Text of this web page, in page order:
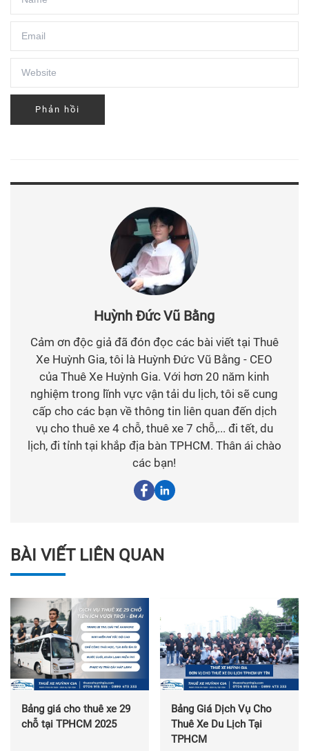
Huỳnh Đức Vũ Bằng
Cảm ơn độc giả đã đón đọc các bài viết tại Thuê
Xe Huỳnh Gia, tôi là Huỳnh Đức Vũ Bằng - CEO
của Thuê Xe Huỳnh Gia. Với hơn 20 năm kinh
nghiệm trong lĩnh vực vận tải du lịch, tôi sẽ cung
cấp cho các bạn về thông tin liên quan đến dịch
vụ cho thuê xe 4 chỗ, thuê xe 7 chỗ,... đi tết, du
lịch, đi tỉnh tại khắp địa bàn TPHCM. Thân ái chào
các bạn!
BÀI VIẾT LIÊN QUAN
Bảng giá cho thuê xe 29
chỗ tại TPHCM 2025
Bảng Giá Dịch Vụ Cho
Thuê Xe Du Lịch Tại
TPHCM